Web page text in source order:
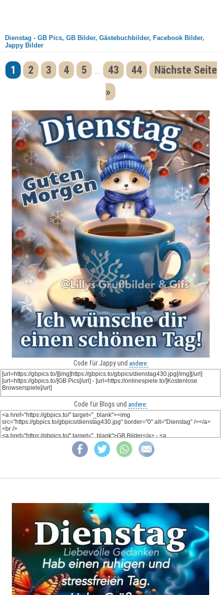
Dienstag - GB Pics, GB Bilder, Gästebuchbilder, Facebook Bilder,
Jappy Bilder
1 2 3 4 5 43 44
Nächste Seite
»
Code für Jappy und andere:
Code für Blogs und andere: